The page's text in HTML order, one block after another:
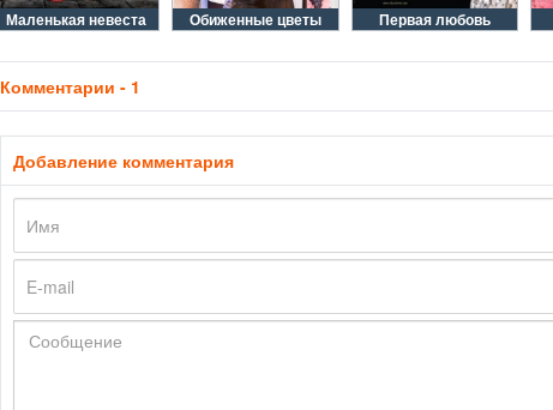
Маленькая невеста Обиженные цветы Первая любовь
Комментарии - 1
Добавление комментария